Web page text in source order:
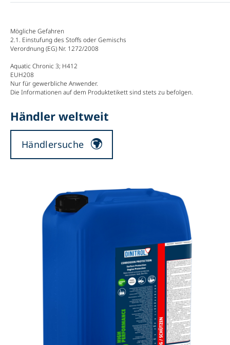
Mögliche Gefahren
2.1. Einstufung des Stoffs oder Gemischs
Verordnung (EG) Nr. 1272/2008
Aquatic Chronic 3; H412
EUH208
Nur für gewerbliche Anwender.
Die Informationen auf dem Produktetikett sind stets zu befolgen.
Händler weltweit
Händlersuche